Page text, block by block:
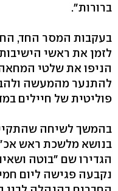
ברורות".
בעקבות המסר החד,
לזמן את ראשי
הניפו את שלטי
להתנער מהמעשה
פוליטית של חיילים
בהמשך לשיחה
בנושא מלשכת ראש
הגדירו שם "בוטה
נקבעה פגישה ליום